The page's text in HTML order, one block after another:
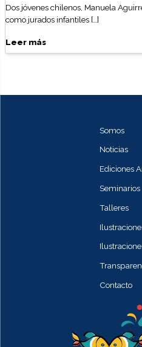
Dos jóvenes chilenos, Manuela
como jurados infantiles […]
Leer más
Somos
Noticias
Ediciones
Seminarios
Talleres
Contacto